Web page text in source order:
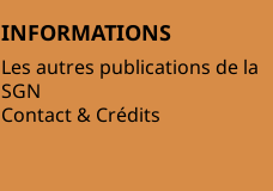
INFORMATIONS
Les autres publications de la
SGN
Contact & Crédits